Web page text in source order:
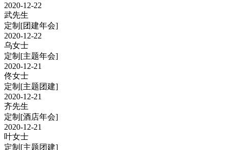
2020-12-22
武先生
定制 [团建年会]
2020-12-22
乌女士
定制 [主题年会]
2020-12-21
佟女士
定制 [主题团建]
2020-12-21
齐先生
定制 [酒店年会]
2020-12-21
叶女士
定制 [主题团建]